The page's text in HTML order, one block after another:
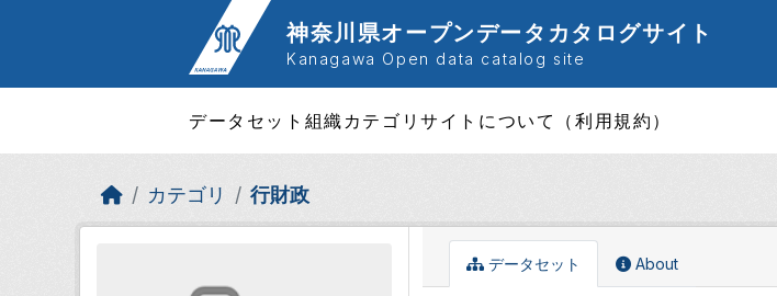
神奈川県オープンデータカタログサイト
Kanagawa Open data catalog site
データセット 組織 カテゴリサイトについて（利用規約）
カテゴリ 行財政
データセット About